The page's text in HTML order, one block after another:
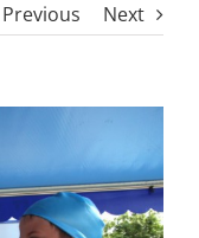
Previous Next